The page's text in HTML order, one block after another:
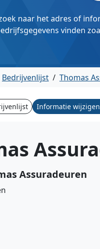
naar het adres of
vinden
Bedrijvenlijst / Thomas
Informatie
Assuradeuren